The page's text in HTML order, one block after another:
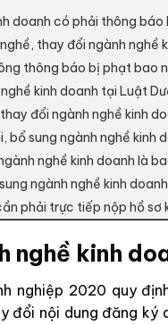
doanh có phải thông báo
thay đổi ngành nghề
thông báo bị phạt bao
kinh doanh tại Luật
đổi ngành nghề kinh
bổ sung ngành nghề kinh
nghề kinh doanh là
ngành nghề kinh
phải trực tiếp nộp hồ sơ
nghề kinh
nghiệp 2020 quy
đổi nội dung đăng